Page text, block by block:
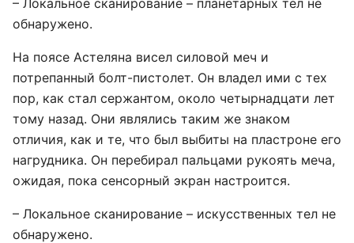
– Локальное сканирование – планетарных тел не
обнаружено.
На поясе Астеляна висел силовой меч и
потрепанный болт-пистолет. Он владел ими с тех
пор, как стал сержантом, около четырнадцати лет
тому назад. Они являлись таким же знаком
отличия, как и те, что был выбиты на пластроне его
нагрудника. Он перебирал пальцами рукоять меча,
ожидая, пока сенсорный экран настроится.
– Локальное сканирование – искусственных тел не
обнаружено.